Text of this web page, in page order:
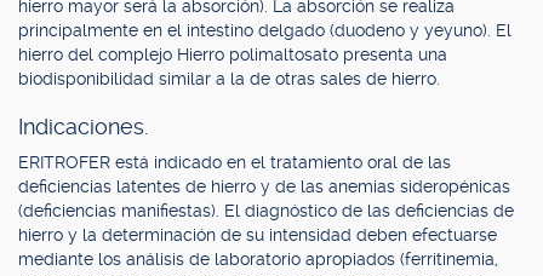
hierro mayor será la absorción). La absorción se realiza
principalmente en el intestino delgado (duodeno y yeyuno). El
hierro del complejo Hierro polimaltosato presenta una
biodisponibilidad similar a la de otras sales de hierro.
Indicaciones.
ERITROFER está indicado en el tratamiento oral de las
deficiencias latentes de hierro y de las anemias sideropénicas
(deficiencias manifiestas). El diagnóstico de las deficiencias de
hierro y la determinación de su intensidad deben efectuarse
mediante los análisis de laboratorio apropiados (ferritinemia,